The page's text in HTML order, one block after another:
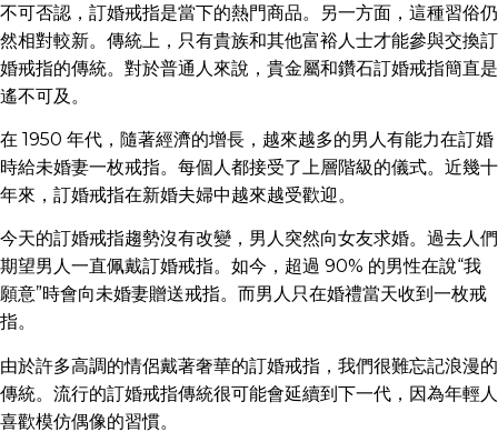
不可否認，訂婚戒指是當下的熱門商品。另一方面，這種習俗仍
然相對較新。傳統上，只有貴族和其他富裕人士才能參與交換訂
婚戒指的傳統。對於普通人來說，貴金屬和鑽石訂婚戒指簡直是
遙不可及。
在 1950 年代，隨著經濟的增長，越來越多的男人有能力在訂婚
時給未婚妻一枚戒指。每個人都接受了上層階級的儀式。近幾十
年來，訂婚戒指在新婚夫婦中越來越受歡迎。
今天的訂婚戒指趨勢沒有改變，男人突然向女友求婚。過去人們
期望男人一直佩戴訂婚戒指。如今，超過 90% 的男性在說“我
願意”時會向未婚妻贈送戒指。而男人只在婚禮當天收到一枚戒
指。
由於許多高調的情侶戴著奢華的訂婚戒指，我們很難忘記浪漫的
傳統。流行的訂婚戒指傳統很可能會延續到下一代，因為年輕人
喜歡模仿偶像的習慣。